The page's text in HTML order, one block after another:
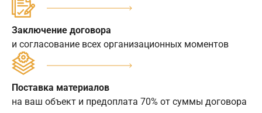
Заключение договора
и согласование всех организационных моментов
Поставка материалов
на ваш объект и предоплата 70% от суммы договора